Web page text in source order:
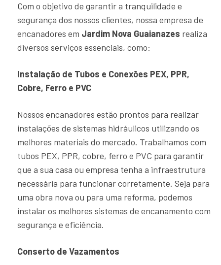
Com o objetivo de garantir a tranquilidade e
segurança dos nossos clientes, nossa empresa de
encanadores em Jardim Nova Guaianazes realiza
diversos serviços essenciais, como:
Instalação de Tubos e Conexões PEX, PPR,
Cobre, Ferro e PVC
Nossos encanadores estão prontos para realizar
instalações de sistemas hidráulicos utilizando os
melhores materiais do mercado. Trabalhamos com
tubos PEX, PPR, cobre, ferro e PVC para garantir
que a sua casa ou empresa tenha a infraestrutura
necessária para funcionar corretamente. Seja para
uma obra nova ou para uma reforma, podemos
instalar os melhores sistemas de encanamento com
segurança e eficiência.
Conserto de Vazamentos